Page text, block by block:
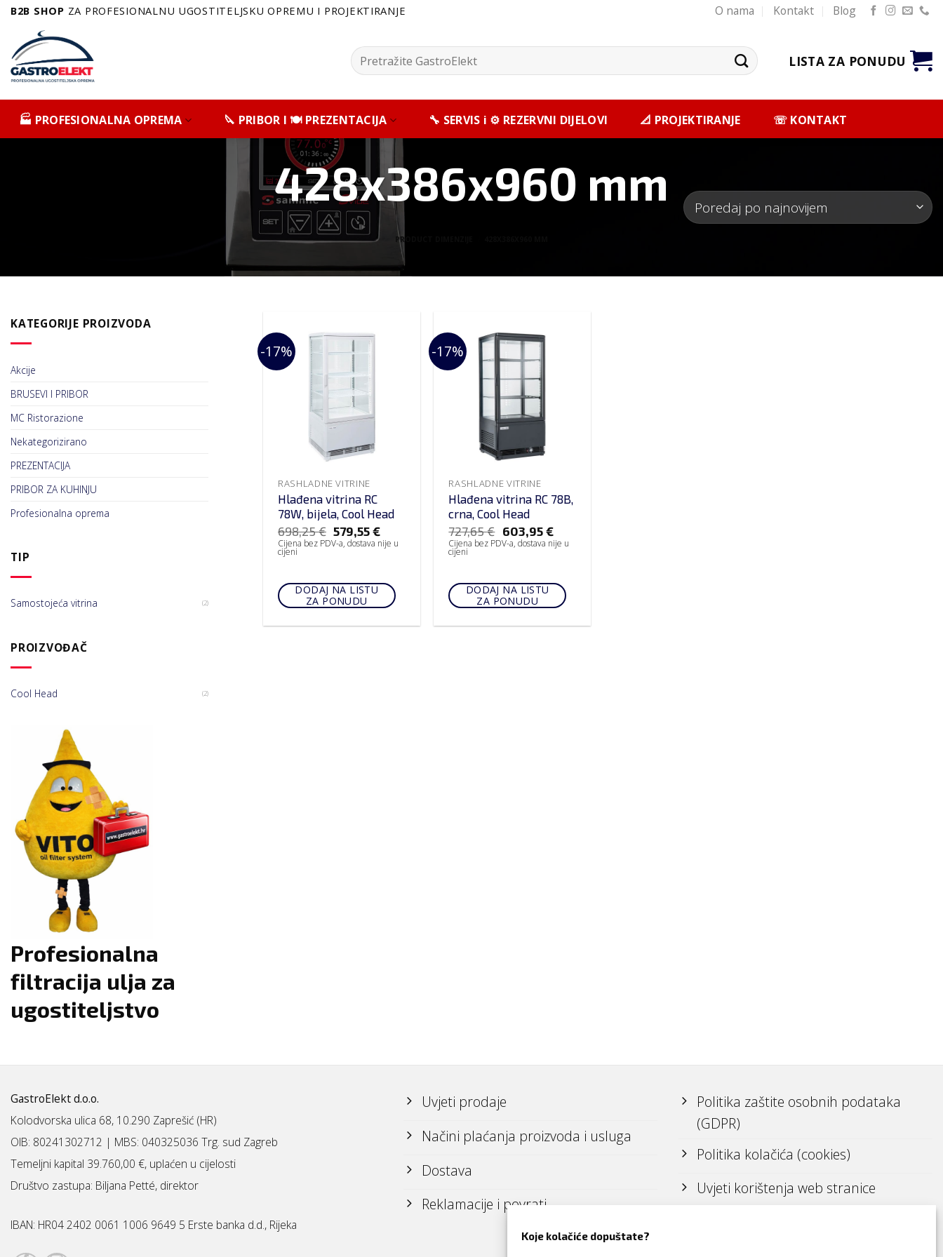
Koje kolačiće dopuštate?
Skip
content
B2B SHOP ZA PROFESIONALNU UGOSTITELJSKU OPREMU I PROJEKTIRANJE O nama Kontakt Blog
Pretražite: LISTA ZA PONUDU
🏭 PROFESIONALNA OPREMA 🔪 PRIBOR I 🍽️ PREZENTACIJA 🔧 SERVIS i ⚙️ REZERVNI DIJELOVI 📐 PROJEKTIRANJE ☏ KONTAKT
428x386x960 mm
PRODUCT DIMENZIJE
KATEGORIJE PROIZVODA
Akcije
BRUSEVI I PRIBOR
MC Ristorazione
Nekategorizirano
PREZENTACIJA
PRIBOR ZA KUHINJU
Profesionalna oprema
TIP
Samostojeća vitrina (2)
PROIZVOĐAČ
Cool Head (2)
Profesionalna
filtracija ulja za
ugostiteljstvo
-17%
RASHLADNE VITRINE
Hlađena vitrina RC
78W, bijela, Cool Head
698,25€ 579,55€
Cijena bez PDV-a, dostava nije u
cijeni
DODAJ NA LISTU
ZA PONUDU
-17%
RASHLADNE VITRINE
Hlađena vitrina RC 78B,
crna, Cool Head
727,65€ 603,95€
Cijena bez PDV-a, dostava nije u
cijeni
DODAJ NA LISTU
ZA PONUDU
GastroElekt d.o.o.
Kolodvorska ulica 68, 10.290 Zaprešić (HR)
OIB: 80241302712 | MBS: 040325036 Trg. sud Zagreb
Temeljni kapital 39.760,00 €, uplaćen u cijelosti
Društvo zastupa: Biljana Petté, direktor
IBAN: HR04 2402 0061 1006 9649 5 Erste banka d.d., Rijeka
Uvjeti prodaje
Načini plaćanja proizvoda i usluga
Dostava
Reklamacije i povrati
Politika zaštite osobnih podataka
(GDPR)
Politika kolačića (cookies)
Uvjeti korištenja web stranice